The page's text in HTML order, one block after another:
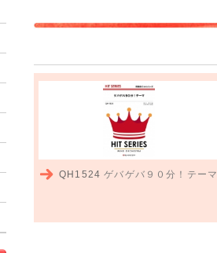
QH1524ゲバゲバ９０分！テーマ